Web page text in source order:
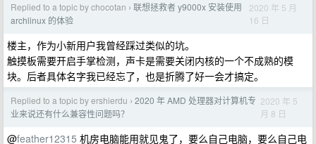
Replied to a topic by chocotan › 联想拯救者 y9000x 安装使用
archlinux 的体验
2020 年 5 月
16 日
楼主，作为小新用户我曾经踩过类似的坑。
触摸板需要开启手掌检测，声卡是需要关闭内核的一个不成熟的模
块。后者具体名字我已经忘了，也是折腾了好一会才搞定。
Replied to a topic by ershierdu › 2020 年 AMD 处理器对计算机专
业来说还有什么兼容性问题吗？
2020 年 5
月 8 日
@feather12315 机房电脑能用就见鬼了，要么自己电脑，要么自己电